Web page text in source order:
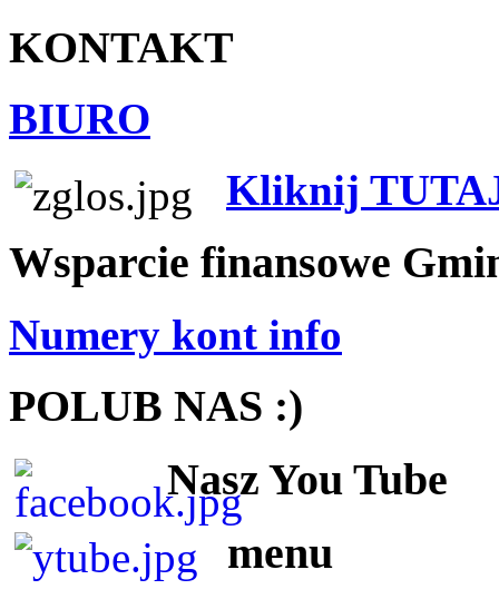
KONTAKT
BIURO
Kliknij
Wsparcie finansowe
Numery kont info
POLUB NAS :)
Nasz You Tube
menu